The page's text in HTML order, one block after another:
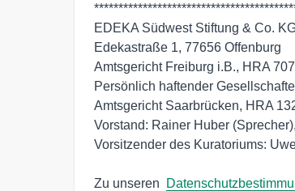
EDEKA Südwest Stiftung & Co.
Edekastraße 1, 77656 Offenburg
Amtsgericht Freiburg i.B., HRA
Persönlich haftender
Amtsgericht Saarbrücken, HRA
Vorstand: Rainer Huber
Vorsitzender des Kuratoriums:
Zu unseren